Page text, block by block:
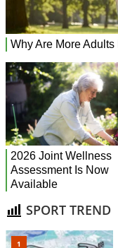
SPORT TREND